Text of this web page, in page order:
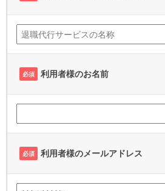
必須 利用者様のお名前
必須 利用者様のメールアドレス